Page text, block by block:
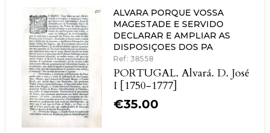
ALVARA PORQUE VOSSA
MAGESTADE E SERVIDO
DECLARAR E AMPLIAR AS
DISPOSIÇOES DOS PA
Ref: 38558
PORTUGAL. Alvará. D. José
I [1750-1777]
€35.00